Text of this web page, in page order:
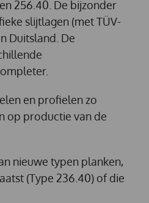
256.40. De bijzonder
slijtlagen (met TÜV-
Duitsland. De
en profielen zo
op productie van de
nieuwe typen planken,
(Type 236.40) of die